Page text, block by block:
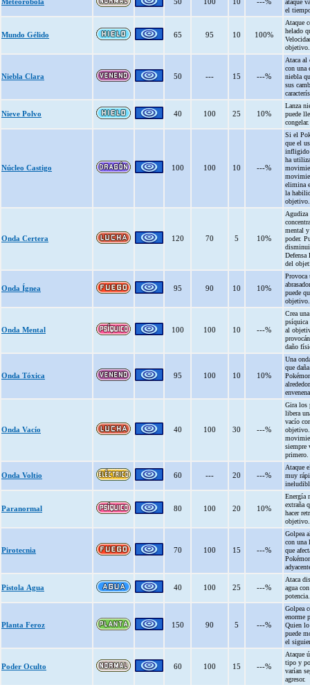
ataque
el
Mundo Gélido 65 95 10 100%
Ataque
helado
objetivo.
Niebla Clara 50 --- 15 ---%
Ataca
con una
niebla
sus
Nieve Polvo 40 100 25 10%
Lanza
puede
congelar.
Núcleo Castigo 100 100 10 ---%
Si el
que el
infligido
ha
elimina
la
objetivo.
Onda Certera 120 70 5 10%
Agudiza
mental
poder.
Defensa
del
Onda Ígnea 95 90 10 10%
Provoca
puede
objetivo.
Onda Mental 100 100 10 ---%
Crea
psíquica
al
daño
Onda Tóxica 95 100 10 10%
Una
que
Onda Vacío 40 100 30 ---%
Gira los
libera
vacío
siempre
primero.
Onda Voltio 60 --- 20 ---%
Ataque
muy
Paranormal 80 100 20 10%
Energía
extraña
hacer
objetivo.
Pirotecnia 70 100 15 ---%
Golpea
con una
que
Pistola Agua 40 100 25 ---%
Ataca
agua
potencia.
Planta Feroz 150 90 5 ---%
Golpea
enorme
Quien lo
puede
el
Poder Oculto 60 100 15 ---%
Ataque
tipo y
varían
agresor.